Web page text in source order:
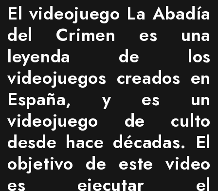
El videojuego La Abadía
del Crimen es una
leyenda de los
videojuegos creados en
España, y es un
videojuego de culto
desde hace décadas. El
objetivo de este video
es ejecutar el